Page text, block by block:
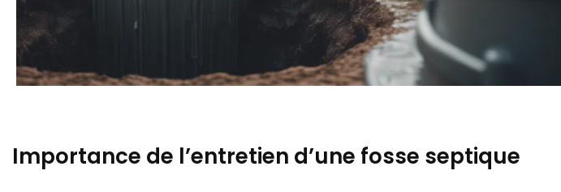
Importance de l’entretien d’une fosse septique